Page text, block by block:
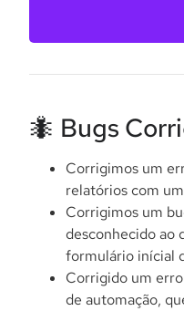
🐜 Bugs
Corrigimos um
relatórios com
Corrigimos um
desconhecido ao
formulário inícial
Corrigido um
de automação,